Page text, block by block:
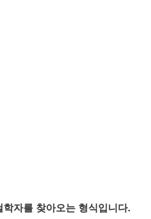
자를 찾아오는 형식입니다.